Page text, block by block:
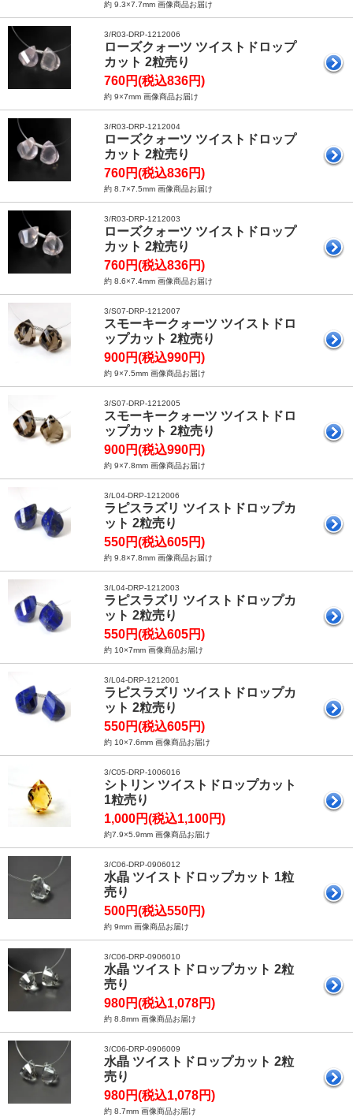
約 9.3×7.7mm 画像商品お届け
3/R03-DRP-1212006
ローズクォーツ ツイストドロップ
カット 2粒売り
760円(税込836円)
約 9×7mm 画像商品お届け
3/R03-DRP-1212004
ローズクォーツ ツイストドロップ
カット 2粒売り
760円(税込836円)
約 8.7×7.5mm 画像商品お届け
3/R03-DRP-1212003
ローズクォーツ ツイストドロップ
カット 2粒売り
760円(税込836円)
約 8.6×7.4mm 画像商品お届け
3/S07-DRP-1212007
スモーキークォーツ ツイストドロ
ップカット 2粒売り
900円(税込990円)
約 9×7.5mm 画像商品お届け
3/S07-DRP-1212005
スモーキークォーツ ツイストドロ
ップカット 2粒売り
900円(税込990円)
約 9×7.8mm 画像商品お届け
3/L04-DRP-1212006
ラピスラズリ ツイストドロップカ
ット 2粒売り
550円(税込605円)
約 9.8×7.8mm 画像商品お届け
3/L04-DRP-1212003
ラピスラズリ ツイストドロップカ
ット 2粒売り
550円(税込605円)
約 10×7mm 画像商品お届け
3/L04-DRP-1212001
ラピスラズリ ツイストドロップカ
ット 2粒売り
550円(税込605円)
約 10×7.6mm 画像商品お届け
3/C05-DRP-1006016
シトリン ツイストドロップカット
1粒売り
1,000円(税込1,100円)
約7.9×5.9mm 画像商品お届け
3/C06-DRP-0906012
水晶 ツイストドロップカット 1粒
売り
500円(税込550円)
約 9mm 画像商品お届け
3/C06-DRP-0906010
水晶 ツイストドロップカット 2粒
売り
980円(税込1,078円)
約 8.8mm 画像商品お届け
3/C06-DRP-0906009
水晶 ツイストドロップカット 2粒
売り
980円(税込1,078円)
約 8.7mm 画像商品お届け